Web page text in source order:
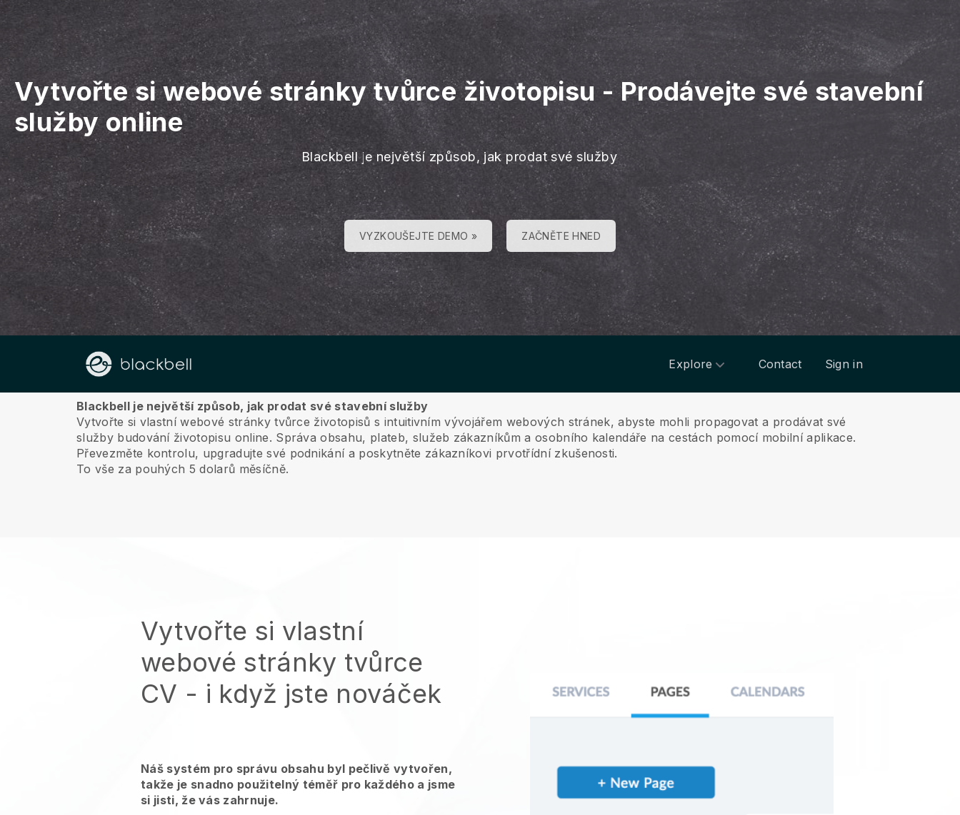
Vytvořte si webové stránky tvůrce životopisu-Prodávejte své stavební
služby online
Blackbell je největší způsob, jak prodat své služby
VYZKOUŠEJTE DEMO » ZAČNĚTE HNED
Explore Contact Sign in
O nás
Blackbell je největší způsob, jak prodat své stavební služby
Vytvořte si vlastní webové stránky tvůrce životopisů s intuitivním vývojářem webových stránek, abyste mohli propagovat a prodávat své
služby budování životopisu online. Správa obsahu, plateb, služeb zákazníkům a osobního kalendáře na cestách pomocí mobilní aplikace.
Převezměte kontrolu, upgradujte své podnikání a poskytněte zákazníkovi prvotřídní zkušenosti.
To vše za pouhých 5 dolarů měsíčně.
Vytvořte si vlastní
webové stránky tvůrce
CV - i když jste nováček
Náš systém pro správu obsahu byl pečlivě vytvořen,
takže je snadno použitelný téměř pro každého a jsme
si jisti, že vás zahrnuje.